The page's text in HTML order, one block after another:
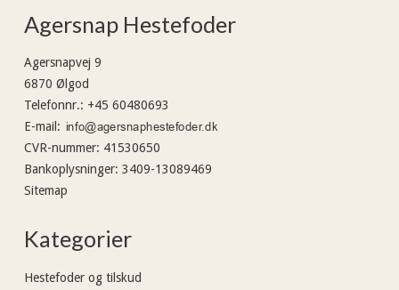
Agersnap Hestefoder
Agersnapvej 9
6870 Ølgod
Telefonnr.: +45 60480693
E-mail :
CVR-nummer: 41530650
Bankoplysninger: 3409-13089469
Sitemap
Kategorier
Hestefoder og tilskud